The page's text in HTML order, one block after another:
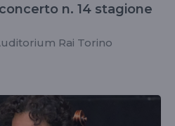
n. 14 stagione
Rai Torino